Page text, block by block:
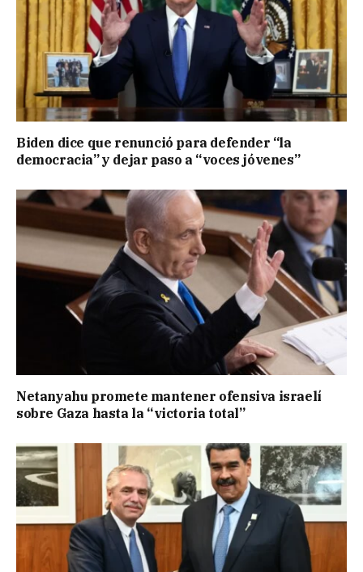
Biden dice que renunció para defender “la
democracia” y dejar paso a “voces jóvenes”
Netanyahu promete mantener ofensiva israelí
sobre Gaza hasta la “victoria total”